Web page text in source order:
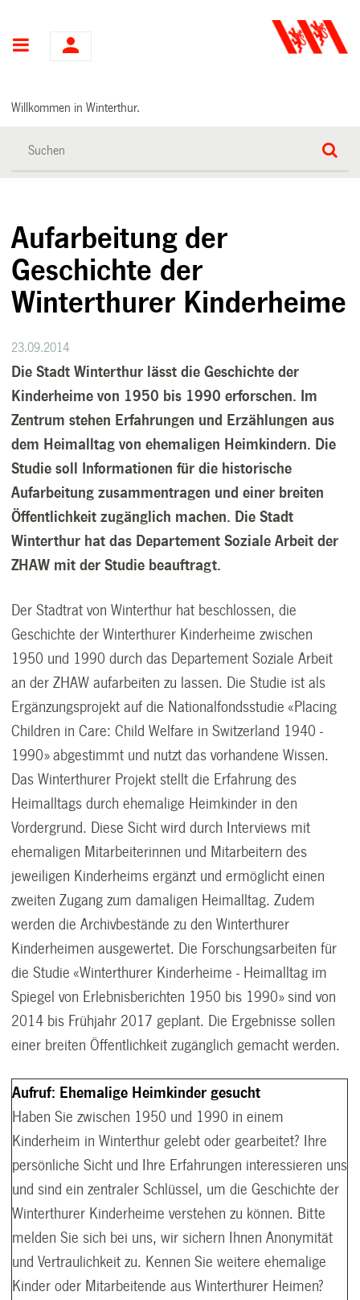
Hauptnavigation
Willkommen in Winterthur.
Aufarbeitung der
Geschichte der
Winterthurer Kinderheime
23.09.2014
Die Stadt Winterthur lässt die Geschichte der
Kinderheime von 1950 bis 1990 erforschen. Im
Zentrum stehen Erfahrungen und Erzählungen aus
dem Heimalltag von ehemaligen Heimkindern. Die
Studie soll Informationen für die historische
Aufarbeitung zusammentragen und einer breiten
Öffentlichkeit zugänglich machen. Die Stadt
Winterthur hat das Departement Soziale Arbeit der
ZHAW mit der Studie beauftragt.
Der Stadtrat von Winterthur hat beschlossen, die
Geschichte der Winterthurer Kinderheime zwischen
1950 und 1990 durch das Departement Soziale Arbeit
an der ZHAW aufarbeiten zu lassen. Die Studie ist als
Ergänzungsprojekt auf die Nationalfondsstudie «Placing
Children in Care: Child Welfare in Switzerland 1940 -
1990» abgestimmt und nutzt das vorhandene Wissen.
Das Winterthurer Projekt stellt die Erfahrung des
Heimalltags durch ehemalige Heimkinder in den
Vordergrund. Diese Sicht wird durch Interviews mit
ehemaligen Mitarbeiterinnen und Mitarbeitern des
jeweiligen Kinderheims ergänzt und ermöglicht einen
zweiten Zugang zum damaligen Heimalltag. Zudem
werden die Archivbestände zu den Winterthurer
Kinderheimen ausgewertet. Die Forschungsarbeiten für
die Studie «Winterthurer Kinderheime - Heimalltag im
Spiegel von Erlebnisberichten 1950 bis 1990» sind von
2014 bis Frühjahr 2017 geplant. Die Ergebnisse sollen
einer breiten Öffentlichkeit zugänglich gemacht werden.
Aufruf: Ehemalige Heimkinder gesucht
Haben Sie zwischen 1950 und 1990 in einem
Kinderheim in Winterthur gelebt oder gearbeitet? Ihre
persönliche Sicht und Ihre Erfahrungen interessieren uns
und sind ein zentraler Schlüssel, um die Geschichte der
Winterthurer Kinderheime verstehen zu können. Bitte
melden Sie sich bei uns, wir sichern Ihnen Anonymität
und Vertraulichkeit zu. Kennen Sie weitere ehemalige
Kinder oder Mitarbeitende aus Winterthurer Heimen?